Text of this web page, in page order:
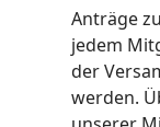
Anträge
jedem
der
werden.